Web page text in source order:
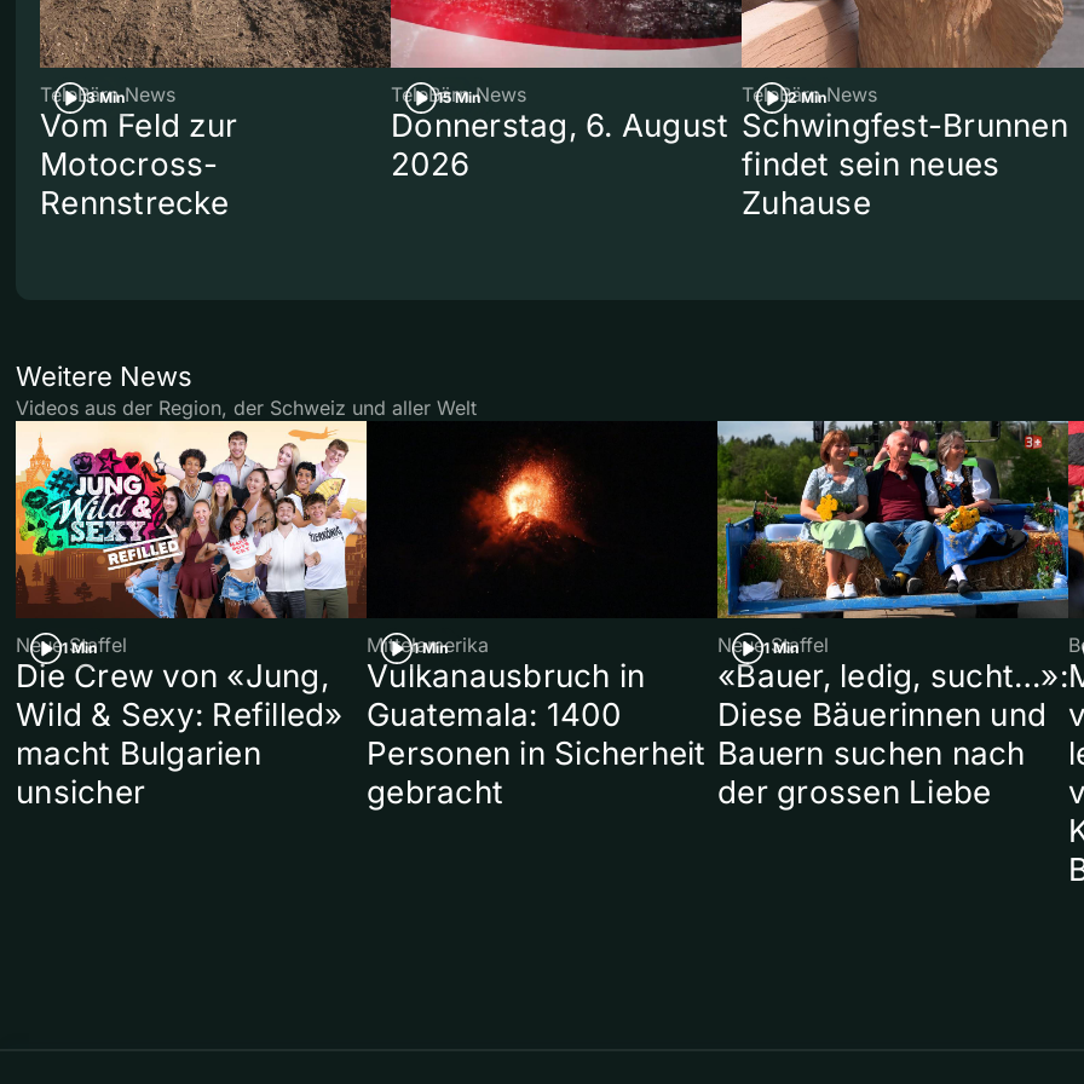
3 Min
TeleBärn News
Vom Feld zur
Motocross-
Rennstrecke
15 Min
TeleBärn News
Donnerstag, 6. August
2026
2 Min
TeleBärn News
Schwingfest-Brunnen
findet sein neues
Zuhause
Weitere News
Videos aus der Region, der Schweiz und aller Welt
1 Min
Neue Staffel
Die Crew von «Jung,
Wild & Sexy: Refilled»
macht Bulgarien
unsicher
1 Min
Mittelamerika
Vulkanausbruch in
Guatemala: 1400
Personen in Sicherheit
gebracht
1 Min
Neue Staffel
«Bauer, ledig, sucht…»:
Diese Bäuerinnen und
Bauern suchen nach
der grossen Liebe